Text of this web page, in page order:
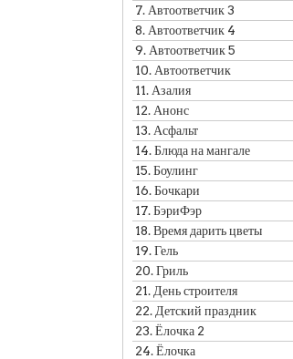
7.Автоответчик 3
8.Автоответчик 4
9.Автоответчик 5
10.Автоответчик
11.Азалия
12.Анонс
13.Асфальт
14.Блюда на мангале
15.Боулинг
16.Бочкари
17.БэриФэр
18.Время дарить цветы
19.Гель
20.Гриль
21.День строителя
22.Детский праздник
23.Ёлочка 2
24.Ёлочка